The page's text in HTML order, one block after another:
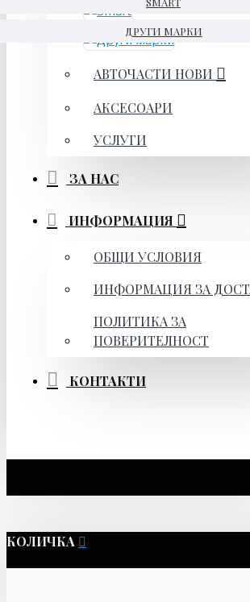
ДРУГИ МАРКИ
АВТОЧАСТИ НОВИ
АКСЕСОАРИ
УСЛУГИ
ЗА НАС
ИНФОРМАЦИЯ
ОБЩИ УСЛОВИЯ
ИНФОРМАЦИЯ ЗА
ПОЛИТИКА ЗА
ПОВЕРИТЕЛНОСТ
КОНТАКТИ
КОЛИЧКА